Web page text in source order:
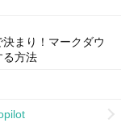
まり！マークダウ
る方法